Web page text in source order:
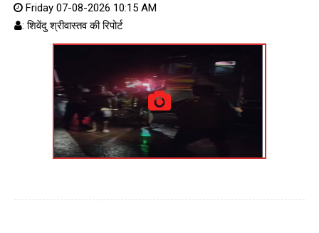
Friday 07-08-2026 10:15 AM
: शिवेंदु श्रीवास्तव की रिपोर्ट